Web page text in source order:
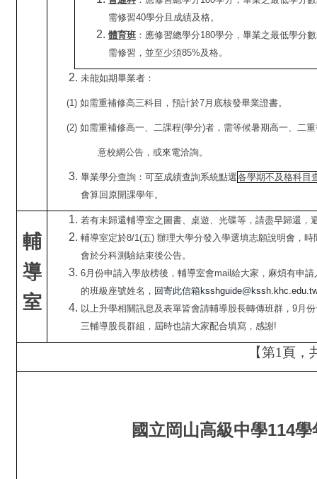
需修習40學分且成績及格。
體育班 ：應修習總學分180學分，畢業之最低學分
需修習，並至少須85%及格。
未能如期畢業者：
(1) 如需重補修高三科目，預計於7月底核發畢業證書。
(2) 如需重補修高一、二課程(學分)者，需等候暑期高一、二
意校網公告，或來電洽詢。
畢業學分查詢：可至成績查詢系統點選各學期不及格科目
會算回原開課學年。
輔
導
室
若有未歸還輔導室之圖書、桌遊、光碟等，請盡早歸還，
輔導室定於8/1(五) 辦理大學分發入學選填志願說明會，
會於分科測驗結束後公告。
6 月份申請入學放榜後，輔導室會mail給大家，麻煩有申
的班級座號姓名， 回寄此信箱
以上升學相關訊息及表單皆會請輔導股長轉傳班群，9月
三輔導股長群組，屆時也請大家配合填寫，感謝!
【第1頁
國立岡山高級中學114